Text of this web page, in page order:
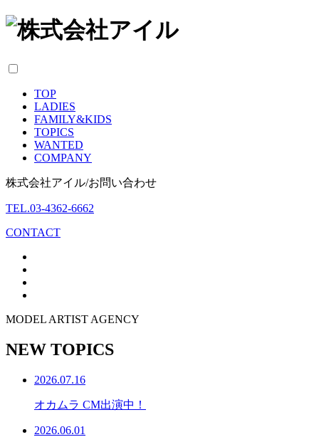
TOP
LADIES
FAMILY&KIDS
TOPICS
WANTED
COMPANY
株式会社アイル/お問い合わせ
TEL.03-4362-6662
CONTACT
MODEL ARTIST AGENCY
NEW TOPICS
2026.07.16
オカムラ CM出演中！
2026.06.01